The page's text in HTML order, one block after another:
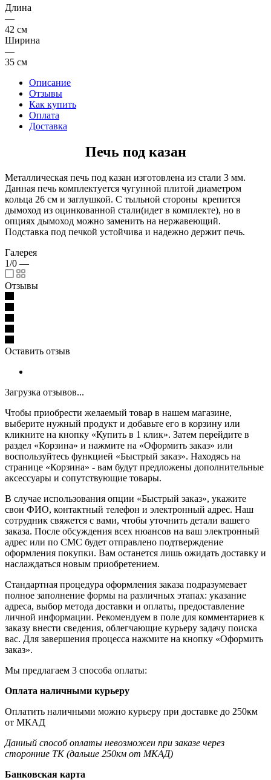
Длина
—
42 см
Ширина
—
35 см
Описание
Отзывы
Как купить
Оплата
Доставка
Печь под казан
Металлическая печь под казан изготовлена из стали 3 мм.
Данная печь комплектуется чугунной плитой диаметром
кольца 26 см и заглушкой. С тыльной стороны крепится
дымоход из оцинкованной стали(идет в комплекте), но в
опциях дымоход можно заменить на нержавеющий.
Подставка под печкой устойчива и надежно держит печь.
Галерея
1/0 —
Отзывы
Оставить отзыв
Загрузка отзывов...
Чтобы приобрести желаемый товар в нашем магазине,
выберите нужный продукт и добавьте его в корзину или
кликните на кнопку «Купить в 1 клик». Затем перейдите в
раздел «Корзина» и нажмите на «Оформить заказ» или
воспользуйтесь функцией «Быстрый заказ». Находясь на
странице «Корзина» - вам будут предложены дополнительные
аксессуары и сопутствующие товары.
В случае использования опции «Быстрый заказ», укажите
свои ФИО, контактный телефон и электронный адрес. Наш
сотрудник свяжется с вами, чтобы уточнить детали вашего
заказа. После обсуждения всех нюансов на ваш электронный
адрес или по СМС будет отправлено подтверждение
оформления покупки. Вам останется лишь ожидать доставку и
наслаждаться новым приобретением.
Стандартная процедура оформления заказа подразумевает
полное заполнение формы на различных этапах: указание
адреса, выбор метода доставки и оплаты, предоставление
личной информации. Рекомендуем в поле для комментариев к
заказу внести сведения, облегчающие курьеру задачу поиска
вас. Для завершения процесса нажмите на кнопку «Оформить
заказ».
Мы предлагаем 3 способа оплаты:
Оплата наличными курьеру
Оплатить наличными можно курьеру при доставке до 250км
от МКАД
Данный способ оплаты невозможен при заказе через
сторонние ТК (дальше 250км от МКАД)
Банковская карта